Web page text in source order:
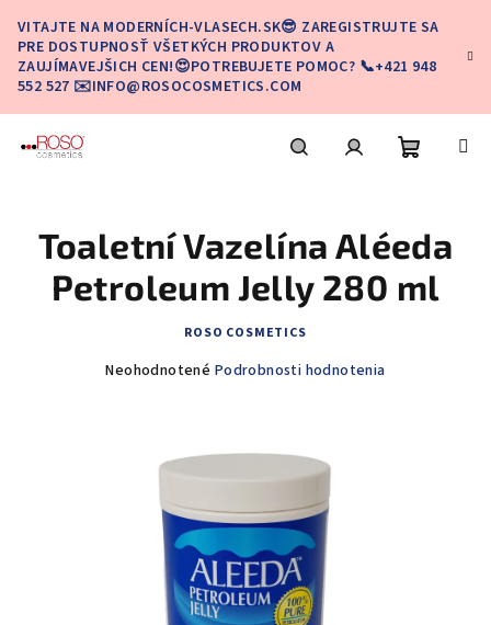
obsah
VITAJTE NA MODERNÍCH-VLASECH.SK😎 ZAREGISTRUJTE SA
PRE DOSTUPNOSŤ VŠETKÝCH PRODUKTOV A
ZAUJÍMAVEJŠICH CEN!😍POTREBUJETE POMOC? 📞+421 948
552 527 ✉️INFO@ROSOCOSMETICS.COM
košík
Toaletní Vazelína Aléeda
Petroleum Jelly 280 ml
ROSO COSMETICS
Priemerné
hviezdičiek.
Neohodnotené Podrobnosti hodnotenia